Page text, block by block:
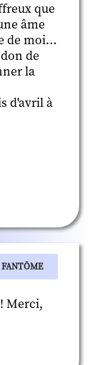
que
âme
de moi…
de
la
d'avril à
Merci,